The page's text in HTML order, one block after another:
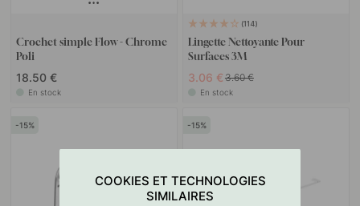
Crochet simple Flow - Chrome
Poli
18.50 €
En stock
114
Lingette Nettoyante Pour
Surfaces 3M
3.06 € 3.60 €
En stock
15 15
COOKIES ET TECHNOLOGIES
SIMILAIRES